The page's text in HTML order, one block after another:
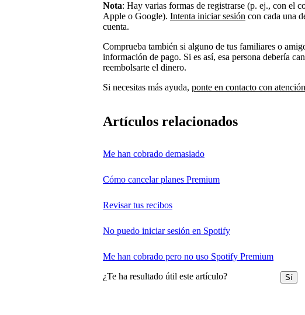
Nota: Hay varias formas de registrarse (p. ej., con el
Apple o Google). Intenta iniciar sesión con cada una
cuenta.
Comprueba también si alguno de tus familiares o
información de pago. Si es así, esa persona debería
reembolsarte el dinero.
Si necesitas más ayuda, ponte en contacto con
Artículos relacionados
Me han cobrado demasiado
Cómo cancelar planes Premium
Revisar tus recibos
No puedo iniciar sesión en Spotify
Me han cobrado pero no uso Spotify Premium
¿Te ha resultado útil este artículo? Sí